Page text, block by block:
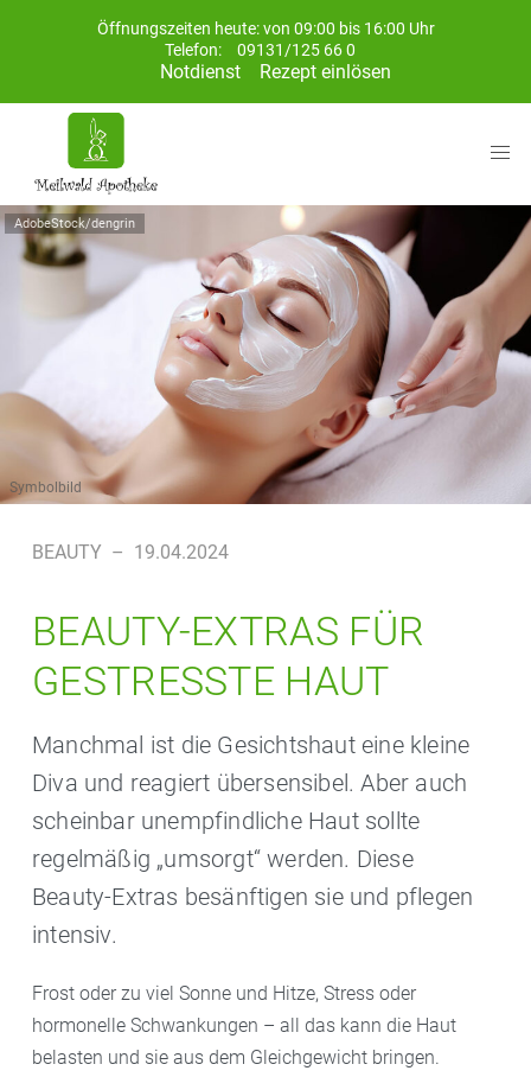
Öffnungszeiten heute: von 09:00 bis 16:00 Uhr
Telefon:
09131/125 66 0
Notdienst Rezept einlösen
AdobeStock/dengrin
Symbolbild
BEAUTY – 19.04.2024
BEAUTY-EXTRAS FÜR
GESTRESSTE HAUT
Manchmal ist die Gesichtshaut eine kleine
Diva und reagiert übersensibel. Aber auch
scheinbar unempfindliche Haut sollte
regelmäßig „umsorgt“ werden. Diese
Beauty-Extras besänftigen sie und pflegen
intensiv.
Frost oder zu viel Sonne und Hitze, Stress oder
hormonelle Schwankungen – all das kann die Haut
belasten und sie aus dem Gleichgewicht bringen.